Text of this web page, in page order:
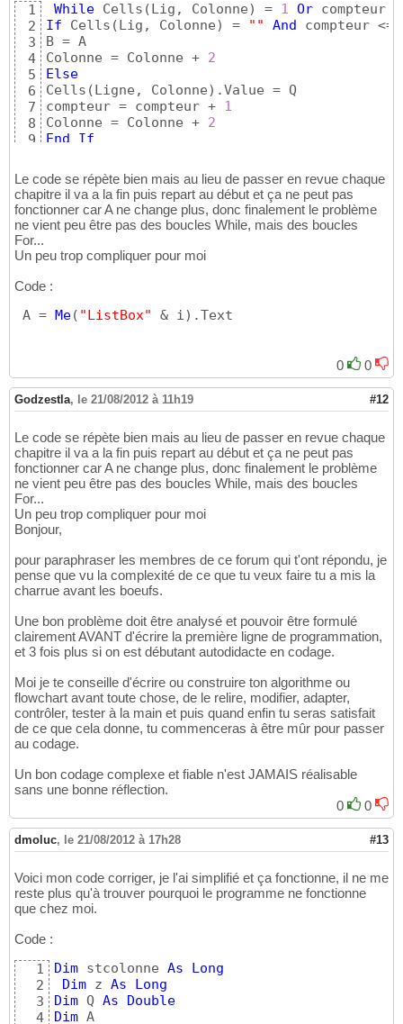
1
2
3
4
5
6
7
8
9
While Cells (Lig, Colonne) = 1 Or compteur
If Cells (Lig, Colonne) = "" And compteur <=
B = A
Colonne = Colonne + 2
Else
Cells (Ligne, Colonne) .Value = Q
compteur = compteur + 1
Colonne = Colonne + 2
End
If
Le code se répète bien mais au lieu de passer en revue chaque
chapitre il va a la fin puis repart au début et ça ne peut pas
fonctionner car A ne change plus, donc finalement le problème
ne vient peu être pas des boucles While, mais des boucles
For...
Un peu trop compliquer pour moi
Code :
A = Me( "ListBox" & i) .Text
0 0
Godzestla, le 21/08/2012 à 11h19 #12
Le code se répète bien mais au lieu de passer en revue chaque
chapitre il va a la fin puis repart au début et ça ne peut pas
fonctionner car A ne change plus, donc finalement le problème
ne vient peu être pas des boucles While, mais des boucles
For...
Un peu trop compliquer pour moi
Bonjour,
pour paraphraser les membres de ce forum qui t'ont répondu, je
pense que vu la complexité de ce que tu veux faire tu a mis la
charrue avant les boeufs.
Une bon problème doit être analysé et pouvoir être formulé
clairement AVANT d'écrire la première ligne de programmation,
et 3 fois plus si on est débutant autodidacte en codage.
Moi je te conseille d'écrire ou construire ton algorithme ou
flowchart avant toute chose, de le relire, modifier, adapter,
contrôler, tester à la main et puis quand enfin tu seras satisfait
de ce que cela donne, tu commenceras à être mûr pour passer
au codage.
Un bon codage complexe et fiable n'est JAMAIS réalisable
sans une bonne réflection.
0
0
dmoluc, le 21/08/2012 à 17h28 #13
Voici mon code corriger, je l'ai simplifié et ça fonctionne, il ne me
reste plus qu'à trouver pourquoi le programme ne fonctionne
que chez moi.
Code :
1
2
3
4
Dim stcolonne As
Long
Dim z As
Long
Dim Q As
Double
Dim